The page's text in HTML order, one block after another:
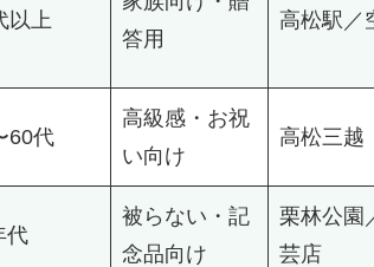
以上
答用
高松駅／
60代
高級感・お祝
い向け
高松三越
代
被らない・記
念品向け
栗林公園
芸店